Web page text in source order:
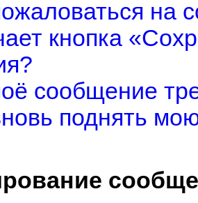
на
кнопка
сообщение
поднять